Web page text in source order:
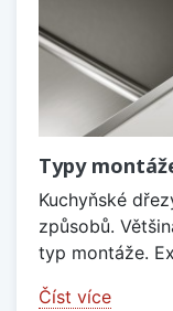
Typy
Kuchyňské
způsobů.
typ montáže.
Číst více